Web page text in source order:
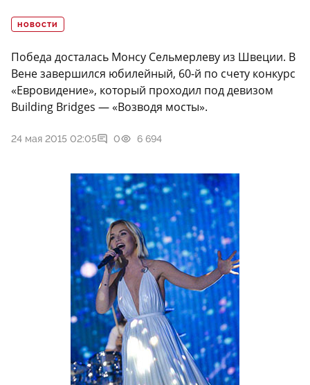
НОВОСТИ
Победа досталась Монсу Сельмерлеву из Швеции. В
Вене завершился юбилейный, 60-й по счету конкурс
«Евровидение», который проходил под девизом
Building Bridges — «Возводя мосты».
24 мая 2015 02:05 0 6 694